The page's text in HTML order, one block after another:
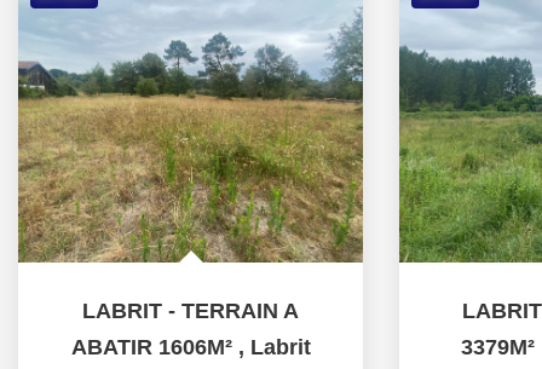
LABRIT - TERRAIN A
ABATIR 1606M² , Labrit
3379M²